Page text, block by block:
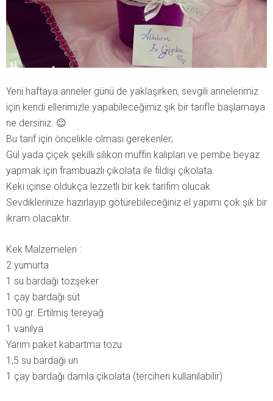
Yeni haftaya anneler günü de yaklaşırken, sevgili annelerimiz
için kendi ellerimizle yapabileceğimiz şık bir tarifle başlamaya
ne dersiniz. 😉
Bu tarif için öncelikle olması gerekenler;
Gül yada çiçek şekilli silikon muffin kalıpları ve pembe beyaz
yapmak için frambuazlı çikolata ile fildişi çikolata.
Keki içinse oldukça lezzetli bir kek tarifim olucak.
Sevdiklerinize hazırlayıp götürebileceğiniz el yapımı çok şık bir
ikram olacaktır.
Kek Malzemeleri :
2 yumurta
1 su bardağı tozşeker
1 çay bardağı süt
100 gr. Ertilmiş tereyağ
1 vanilya
Yarım paket kabartma tozu
1,5 su bardağı un
1 çay bardağı damla çikolata (tercihen kullanılabilir)